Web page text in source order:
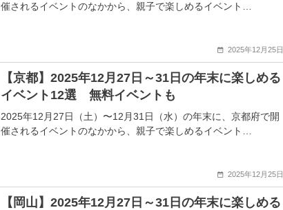
催されるイベントのなかから、親子で楽しめるイベント…
2025年12月25日
【京都】2025年12月27日～31日の年末に楽しめる
イベント12選 無料イベントも
2025年12月27日（土）〜12月31日（水）の年末に、京都府で開
催されるイベントのなかから、親子で楽しめるイベント…
2025年12月25日
【岡山】2025年12月27日～31日の年末に楽しめる